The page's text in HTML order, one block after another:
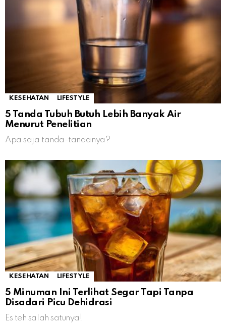
KESEHATAN LIFESTYLE
5 Tanda Tubuh Butuh Lebih Banyak Air
Menurut Penelitian
Apa saja tanda-tandanya?
KESEHATAN LIFESTYLE
5 Minuman Ini Terlihat Segar Tapi Tanpa
Disadari Picu Dehidrasi
Es teh salah satunya!